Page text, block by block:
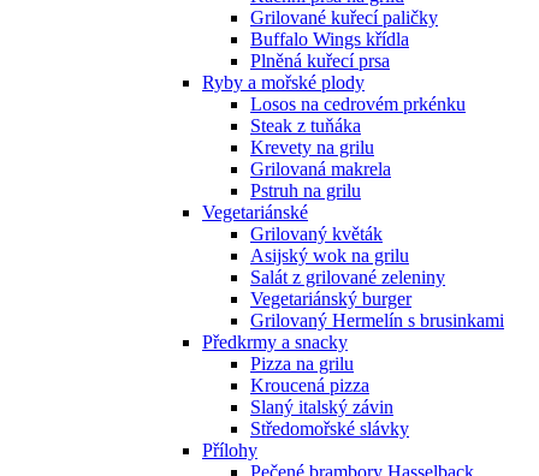
Grilované kuřecí paličky
Buffalo Wings křídla
Plněná kuřecí prsa
Ryby a mořské plody
Losos na cedrovém prkénku
Steak z tuňáka
Krevety na grilu
Grilovaná makrela
Pstruh na grilu
Vegetariánské
Grilovaný květák
Asijský wok na grilu
Salát z grilované zeleniny
Vegetariánský burger
Grilovaný Hermelín s brusinkami
Předkrmy a snacky
Pizza na grilu
Kroucená pizza
Slaný italský závin
Středomořské slávky
Přílohy
Pečené brambory Hasselback